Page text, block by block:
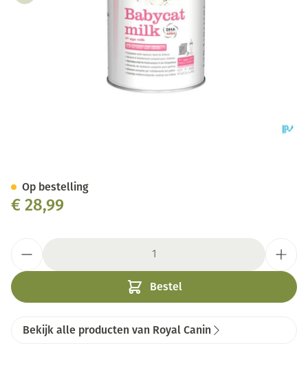
€ 28,99
Bestel
Op bestelling
Bekijk alle producten van Royal Canin